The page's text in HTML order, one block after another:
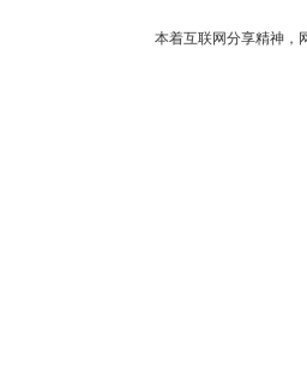
本着互联网分享精神，